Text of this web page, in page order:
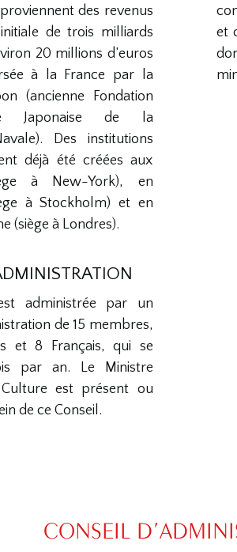
des revenus
de trois milliards
20 millions d’euros
à la France par la
(ancienne Fondation
Japonaise de la
Des institutions
déjà été créées aux
à New-York), en
à Stockholm) et en
(siège à Londres).
administrée par un
de 15 membres,
et 8 Français, qui se
par an. Le Ministre
est présent ou
de ce Conseil.
et
CONSEIL